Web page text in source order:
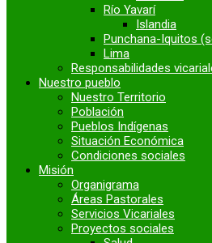
Río Yavarí
Islandia
Punchana-Iquitos
Lima
Responsabilidades
Nuestro pueblo
Nuestro Territorio
Población
Pueblos Indígenas
Situación Económica
Condiciones sociales
Misión
Organigrama
Áreas Pastorales
Servicios Vicariales
Proyectos sociales